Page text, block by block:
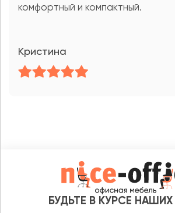
комфортный и компактный.
Кристина
БУДЬТЕ В КУРСЕ